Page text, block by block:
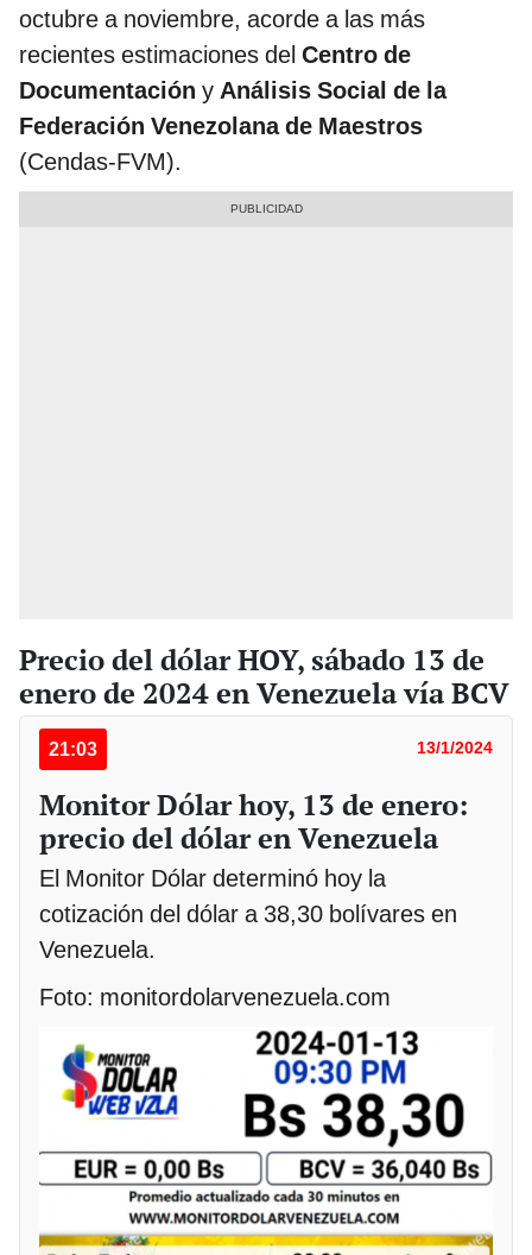
octubre a noviembre, acorde a las más
recientes estimaciones del Centro de
Documentación y Análisis Social de la
Federación Venezolana de Maestros
(Cendas-FVM).
Precio del dólar HOY, sábado 13 de
enero de 2024 en Venezuela vía BCV
21:03 13/1/2024
Monitor Dólar hoy, 13 de enero:
precio del dólar en Venezuela
El Monitor Dólar determinó hoy la
cotización del dólar a 38,30 bolívares en
Venezuela.
Foto: monitordolarvenezuela.com